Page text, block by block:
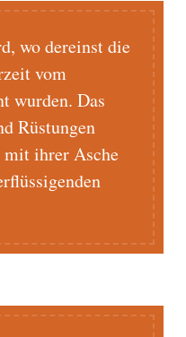
wo dereinst die
vom
wurden. Das
Rüstungen
mit ihrer Asche